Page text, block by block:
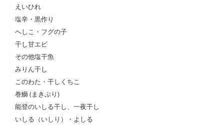
えいひれ
塩辛・黒作り
へしこ・フグの子
干し甘エビ
その他塩干魚
みりん干し
このわた・干しくちこ
巻鰤 (まきぶり)
能登のいしる干し、一夜干し
いしる（いしり）・よしる